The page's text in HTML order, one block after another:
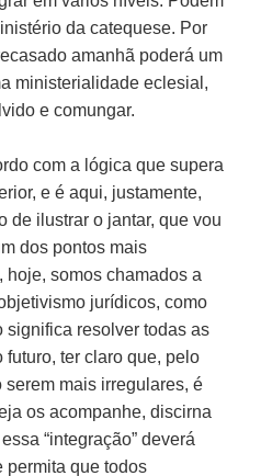
da catequese. Por
amanhã poderá um
ministerialidade eclesial,
e comungar.
com a lógica que supera
e é aqui, justamente,
de ilustrar o jantar, que vou
dos pontos mais
somos chamados a
jurídicos, como
significa resolver todas as
ter claro que, pelo
mais irregulares, é
os acompanhe, discirna
“integração” deverá
permita que todos